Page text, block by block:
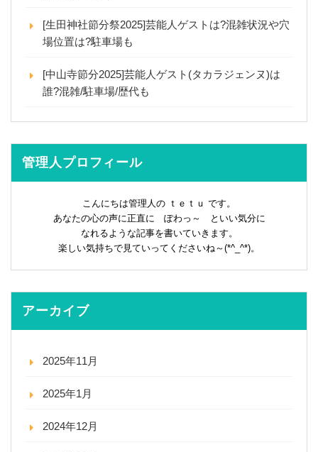
[生田神社節分祭2025]芸能人ゲストは?混雑状況や穴
場位置は?駐車場も
[中山寺節分2025]芸能人ゲスト(タカラジェンヌ)は
誰?混雑/駐車場/歴代も
管理人プロフィール
こんにちは管理人の ｔｅｔｕ です。
あなたの心の声に正直に ぽわっ～ といい気分に
なれるような記事を書いていきます。
楽しい気持ちで見ていってくださいね～(*^_^*)。
アーカイブ
2025年11月
2025年1月
2024年12月